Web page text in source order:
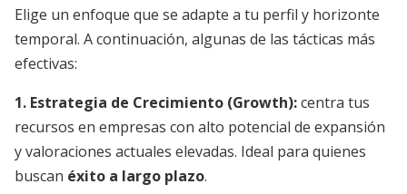
Elige un enfoque que se adapte a tu perfil y horizonte
temporal. A continuación, algunas de las tácticas más
efectivas:
1. Estrategia de Crecimiento (Growth):centra tus
recursos en empresas con alto potencial de expansión
y valoraciones actuales elevadas. Ideal para quienes
buscan éxito a largo plazo.